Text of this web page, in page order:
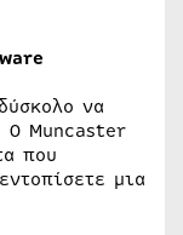
να
Ο Muncaster
που
μια